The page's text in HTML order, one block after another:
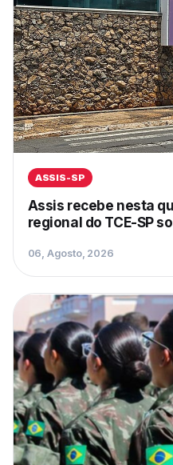
ASSIS-SP
Assis recebe nesta
regional do TCE-SP
06, Agosto, 2026